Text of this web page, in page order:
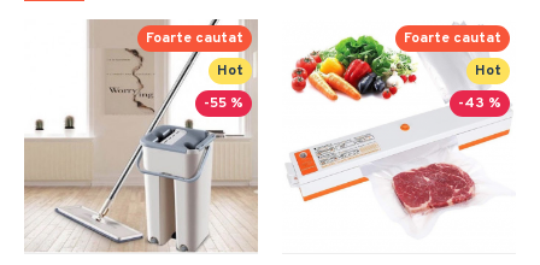
Hot
Foarte cautat
-55 %
Hot
Foarte cautat
-43 %